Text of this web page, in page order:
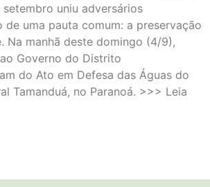
uniu adversários
uma pauta comum: a preservação
Na manhã deste domingo (4/9),
Governo do Distrito
do Ato em Defesa das Águas do
Tamanduá, no Paranoá. >>> Leia